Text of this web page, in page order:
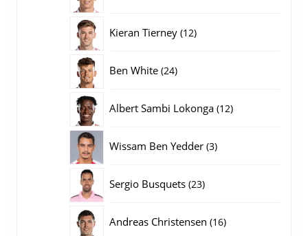
Kieran Tierney 1212
Ben White 2424
Albert Sambi Lokonga 1212
Wissam Ben Yedder 33
Sergio Busquets 2323
Andreas Christensen 1616